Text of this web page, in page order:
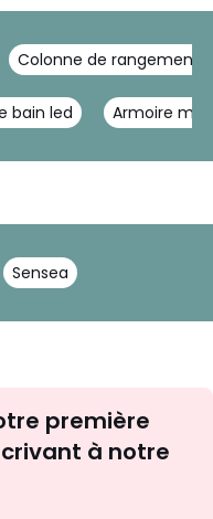
Colonne de rangement
bain led Armoire
Sensea
première
à notre